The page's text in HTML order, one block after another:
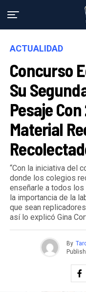
ACTUALIDAD
Concurso
Su
Pesaje
Material
“Con la iniciativa del
donde los colegios
enseñarle a todos los
la importancia de la
que sean
así lo explicó Gina
By